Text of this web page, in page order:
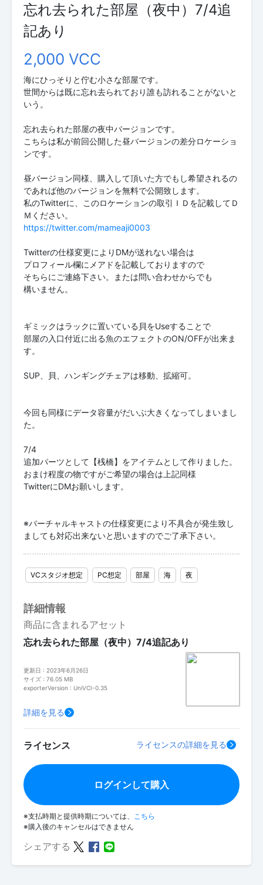
忘れ去られた部屋（夜中）7/4追
記あり
2,000 VCC
海にひっそりと佇む小さな部屋です。
世間からは既に忘れ去られており誰も訪れることがないと
いう。
忘れ去られた部屋の夜中バージョンです。
こちらは私が前回公開した昼バージョンの差分ロケーショ
ンです。
昼バージョン同様、購入して頂いた方でもし希望されるの
であれば他のバージョンを無料で公開致します。
私のTwitterに、このロケーションの取引ＩＤを記載してＤ
https://twitter.com/mameaji0003
Twitterの仕様変更によりDMが送れない場合は
プロフィール欄にメアドを記載しておりますので
そちらにご連絡下さい。または問い合わせからでも
構いません。
ギミックはラックに置いている貝をUseすることで
部屋の入口付近に出る魚のエフェクトのON/OFFが出来ま
す。
SUP、貝、ハンギングチェアは移動、拡縮可。
今回も同様にデータ容量がだいぶ大きくなってしまいまし
た。
7/4
追加パーツとして【桟橋】をアイテムとして作りました。
おまけ程度の物ですがご希望の場合は上記同様
TwitterにDMお願いします。
※バーチャルキャストの仕様変更により不具合が発生致し
ましても対応出来ないと思いますのでご了承下さい。
VCスタジオ想定 PC想定 部屋 海 夜
詳細情報
商品に含まれるアセット
忘れ去られた部屋（夜中）7/4追記あり
更新日 : 2023年6月26日
サイズ : 76.05 MB
exporterVersion : UniVCI-0.35
詳細を見る
ライセンス ライセンスの詳細を見る
ログインして購入
※支払時期と提供時期については、 こちら
※購入後のキャンセルはできません
シェアする